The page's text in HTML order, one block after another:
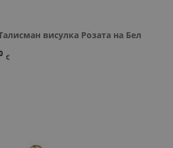
висулка Розата на Бел
€